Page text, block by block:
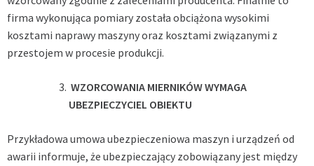
firma wykonująca pomiary została obciążona wysokimi
kosztami naprawy maszyny oraz kosztami związanymi z
przestojem w procesie produkcji.
WZORCOWANIA MIERNIKÓW WYMAGA
UBEZPIECZYCIEL OBIEKTU
Przykładowa umowa ubezpieczeniowa maszyn i urządzeń od
awarii informuje, że ubezpieczający zobowiązany jest między